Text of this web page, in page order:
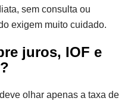
sem consulta ou
exigem muito cuidado.
juros, IOF e
olhar apenas a taxa de